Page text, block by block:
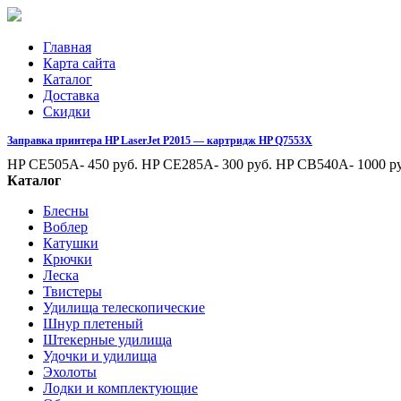
Главная
Карта сайта
Каталог
Доставка
Скидки
Заправка принтера HP LaserJet P2015 — картридж HP Q7553X
HP CE505A- 450 руб. HP CE285A- 300 руб. HP CB540A- 1000
Каталог
Блесны
Воблер
Катушки
Крючки
Леска
Твистеры
Удилища телескопические
Шнур плетеный
Штекерные удилища
Удочки и удилища
Эхолоты
Лодки и комплектующие